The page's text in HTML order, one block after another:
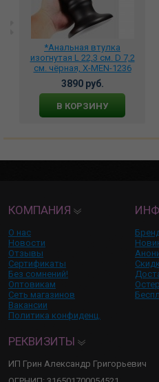
*Анальная втулка
изогнутая L 22,3 см. D 7,2
см. чёрная, X-MEN-1236
3890 руб.
В КОРЗИНУ
КОМПАНИЯ
О нас
Новости
Отзывы
Сертификаты
Без сомнений!
Оптовикам
Сеть магазинов
Вакансии
Политика конфиденц.
РЕКВИЗИТЫ
ИП Грин Александр Григорьевич